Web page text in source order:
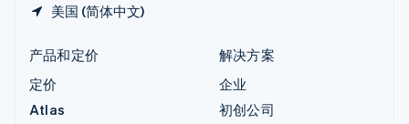
美国 (简体中文)
产品和定价
定价
Atlas
解决方案
企业
初创公司